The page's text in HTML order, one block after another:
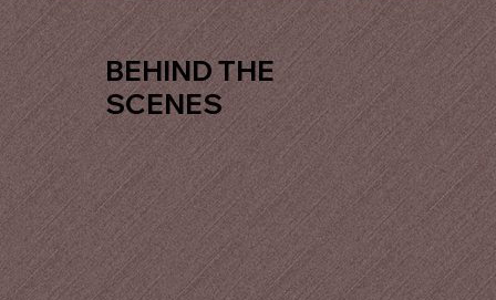
BEHIND THE
SCENES